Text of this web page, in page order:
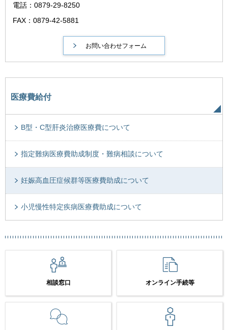
電話：0879-29-8250
FAX：0879-42-5881
医療費給付
B型・C型肝炎治療医療費について
指定難病医療費助成制度・難病相談について
妊娠高血圧症候群等医療費助成について
小児慢性特定疾病医療費助成について
相談窓口 オンライン手続等